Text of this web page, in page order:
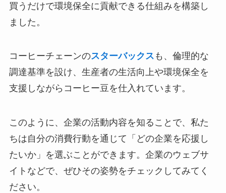
買うだけで環境保全に貢献できる仕組みを構築し
ました。
コーヒーチェーンのスターバックス も、倫理的な
調達基準を設け、生産者の生活向上や環境保全を
支援しながらコーヒー豆を仕入れています。
このように、企業の活動内容を知ることで、私た
ちは自分の消費行動を通じて「どの企業を応援し
たいか」を選ぶことができます。企業のウェブサ
イトなどで、ぜひその姿勢をチェックしてみてく
ださい。